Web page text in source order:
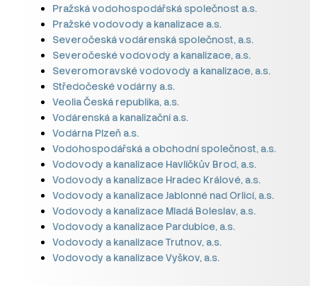
Pražská vodohospodářská společnost a.s.
Pražské vodovody a kanalizace a.s.
Severočeská vodárenská společnost, a.s.
Severočeské vodovody a kanalizace, a.s.
Severomoravské vodovody a kanalizace, a.s.
Středočeské vodárny a.s.
Veolia Česká republika, a.s.
Vodárenská a kanalizační a.s.
Vodárna Plzeň a.s.
Vodohospodářská a obchodní společnost, a.s.
Vodovody a kanalizace Havlíčkův Brod, a.s.
Vodovody a kanalizace Hradec Králové, a.s.
Vodovody a kanalizace Jablonné nad Orlicí, a.s.
Vodovody a kanalizace Mladá Boleslav, a.s.
Vodovody a kanalizace Pardubice, a.s.
Vodovody a kanalizace Trutnov, a.s.
Vodovody a kanalizace Vyškov, a.s.